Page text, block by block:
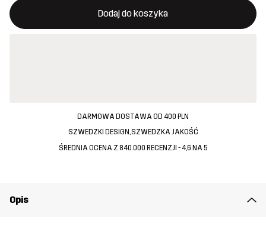
Dodaj do koszyka
Ten przycisk otworzy nowe okno, w którym można
{{size}} nie jest dostępny
DARMOWA DOSTAWA OD 400 PLN
SZWEDZKI DESIGN, SZWEDZKA JAKOŚĆ
ŚREDNIA OCENA Z 840.000 RECENZJI - 4,6 NA 5
Opis